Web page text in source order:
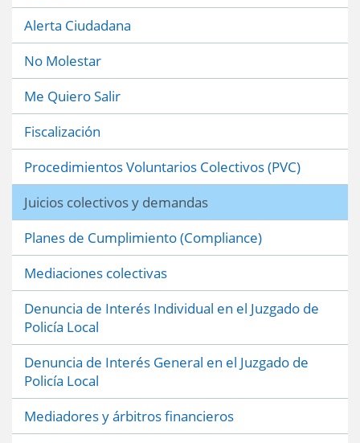
Alerta Ciudadana
No Molestar
Me Quiero Salir
Fiscalización
Procedimientos Voluntarios Colectivos (PVC)
Juicios colectivos y demandas
Planes de Cumplimiento (Compliance)
Mediaciones colectivas
Denuncia de Interés Individual en el Juzgado de
Policía Local
Denuncia de Interés General en el Juzgado de
Policía Local
Mediadores y árbitros financieros